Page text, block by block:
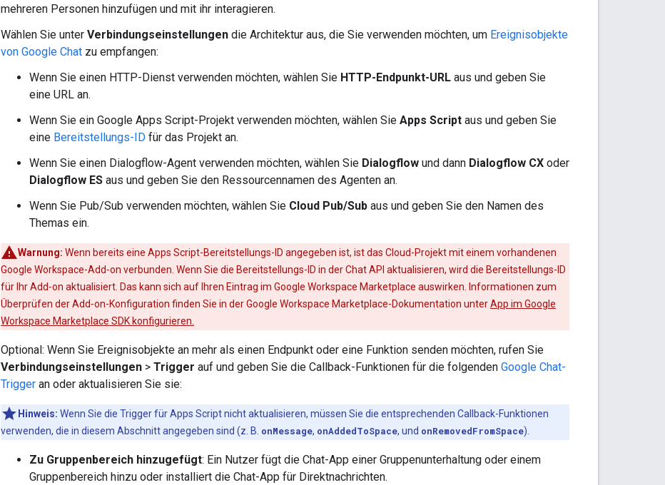
mehreren Personen hinzufügen und mit ihr interagieren.
Wählen Sie unter Verbindungseinstellungen die Architektur aus, die Sie verwenden möchten, um Ereignisobjekte
von Google Chat zu empfangen:
Wenn Sie einen HTTP-Dienst verwenden möchten, wählen Sie HTTP-Endpunkt-URL aus und geben Sie
eine URL an.
Wenn Sie ein Google Apps Script-Projekt verwenden möchten, wählen Sie Apps Script aus und geben Sie
eine Bereitstellungs-ID für das Projekt an.
Wenn Sie einen Dialogflow-Agent verwenden möchten, wählen Sie Dialogflow und dann Dialogflow CX oder
Dialogflow ES aus und geben Sie den Ressourcennamen des Agenten an.
Wenn Sie Pub/Sub verwenden möchten, wählen Sie Cloud Pub/Sub aus und geben Sie den Namen des
Themas ein.
Warnung: Wenn bereits eine Apps Script-Bereitstellungs-ID angegeben ist, ist das Cloud-Projekt mit einem vorhandenen
Google Workspace-Add‑on verbunden. Wenn Sie die Bereitstellungs-ID in der Chat API aktualisieren, wird die Bereitstellungs-ID
für Ihr Add‑on aktualisiert. Das kann sich auf Ihren Eintrag im Google Workspace Marketplace auswirken. Informationen zum
Überprüfen der Add‑on-Konfiguration finden Sie in der Google Workspace Marketplace-Dokumentation unterApp im Google
Workspace Marketplace SDK konfigurieren.
Optional: Wenn Sie Ereignisobjekte an mehr als einen Endpunkt oder eine Funktion senden möchten, rufen Sie
Verbindungseinstellungen > Trigger auf und geben Sie die Callback-Funktionen für die folgenden Google Chat-
Trigger an oder aktualisieren Sie sie:
Hinweis: Wenn Sie die Trigger für Apps Script nicht aktualisieren, müssen Sie die entsprechenden Callback-Funktionen
verwenden, die in diesem Abschnitt angegeben sind (z. B. onMessage, onAddedToSpace, und onRemovedFromSpace).
Zu Gruppenbereich hinzugefügt: Ein Nutzer fügt die Chat-App einer Gruppenunterhaltung oder einem
Gruppenbereich hinzu oder installiert die Chat-App für Direktnachrichten.